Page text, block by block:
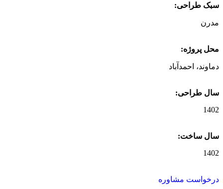
سبک طراحی:
مدرن
محل پروژه:
دماوند، احمدآباد
سال طراحی:
1402
سال ساخت:
1402
درخواست مشاوره